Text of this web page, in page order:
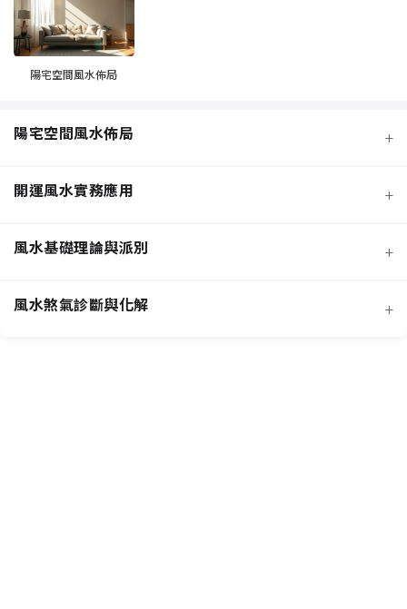
陽宅空間風水佈局
陽宅空間風水佈局 +
開運風水實務應用 +
風水基礎理論與派別 +
風水煞氣診斷與化解 +